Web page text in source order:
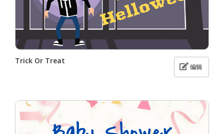
Trick Or Treat
编辑